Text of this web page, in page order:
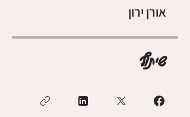
אורן ירון
שיתוף